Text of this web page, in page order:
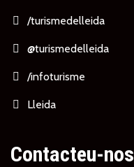
/turismedelleida
@turismedelleida
/infoturisme
Lleida
Contacteu-nos